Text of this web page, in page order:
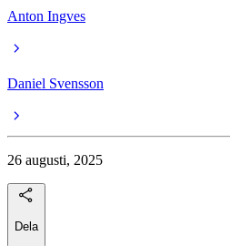
Anton Ingves
Daniel Svensson
26 augusti, 2025
Dela